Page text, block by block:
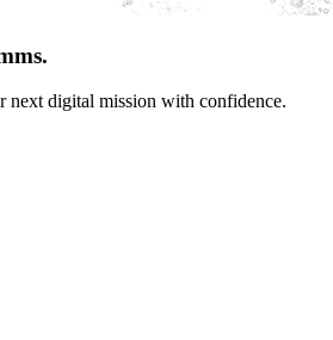
next digital mission with confidence.